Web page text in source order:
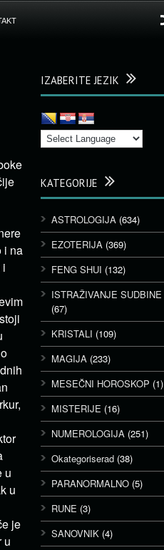
i na
i
u
u
je
u
IZABERITE JEZIK
KATEGORIJE
ASTROLOGIJA (634)
EZOTERIJA (369)
FENG SHUI (132)
ISTRAŽIVANJE SUDBINE
(67)
KRISTALI (109)
MAGIJA (233)
MESEČNI HOROSKOP (1)
MISTERIJE (16)
NUMEROLOGIJA (251)
Okategoriserad (38)
PARANORMALNO (5)
RUNE (3)
SANOVNIK (4)